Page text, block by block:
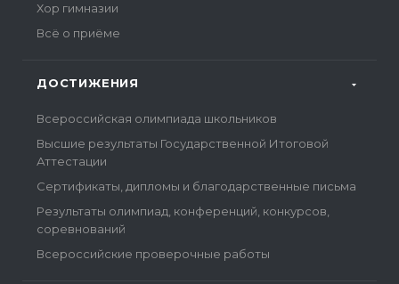
Хор гимназии
Всё о приёме
ДОСТИЖЕНИЯ
Всероссийская олимпиада школьников
Высшие результаты Государственной Итоговой
Аттестации
Сертификаты, дипломы и благодарственные письма
Результаты олимпиад, конференций, конкурсов,
соревнований
Всероссийские проверочные работы